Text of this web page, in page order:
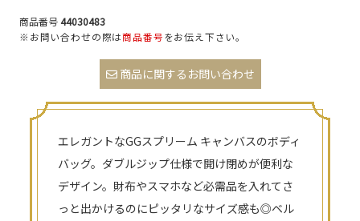
商品番号44030483
※お問い合わせの際は商品番号をお伝え下さい。
商品に関するお問い合わせ
エレガントなGGスプリーム キャンバスのボディ
バッグ。ダブルジップ仕様で開け閉めが便利な
デザイン。財布やスマホなど必需品を入れてさ
っと出かけるのにピッタリなサイズ感も◎ベル